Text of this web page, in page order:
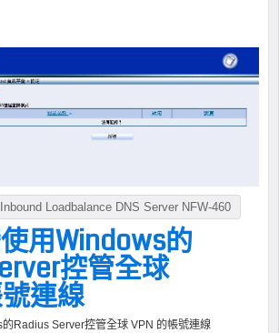
Loadbalance DNS Server NFW-460
用Windows的
控管全球
連線
Radius Server控管全球 VPN 的帳號連線